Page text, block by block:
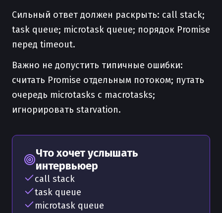
Сильный ответ должен раскрыть: call stack;
task queue; microtask queue; порядок Promise
перед timeout.
Важно не допустить типичные ошибки:
считать Promise отдельным потоком; путать
очередь microtasks с macrotasks;
игнорировать starvation.
Что хочет услышать
интервьюер
call stack
task queue
microtask queue